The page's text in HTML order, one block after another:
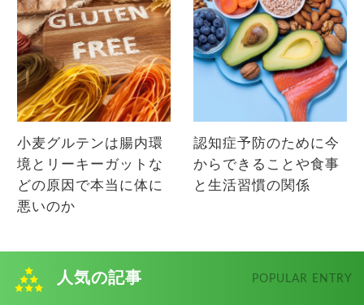
小麦グルテンは腸内環
境とリーキーガットな
どの原因で本当に体に
悪いのか
認知症予防のために今
からできることや食事
と生活習慣の関係
人気の記事 POPULAR ENTRY